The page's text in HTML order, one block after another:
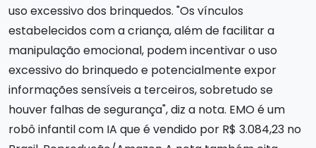
uso excessivo dos brinquedos. "Os vínculos
estabelecidos com a criança, além de facilitar a
manipulação emocional, podem incentivar o uso
excessivo do brinquedo e potencialmente expor
informações sensíveis a terceiros, sobretudo se
houver falhas de segurança", diz a nota. EMO é um
robô infantil com IA que é vendido por R$ 3.084,23 no